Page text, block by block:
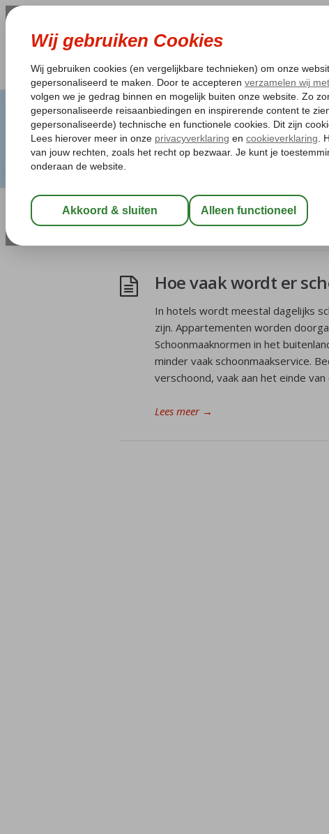
Artikelen
Hoe vaak wordt er
In hotels wordt meestal dagelijks
zijn. Appartementen worden
Schoonmaaknormen in het
minder vaak schoonmaakservice.
verschoond, vaak aan het einde
Lees meer→